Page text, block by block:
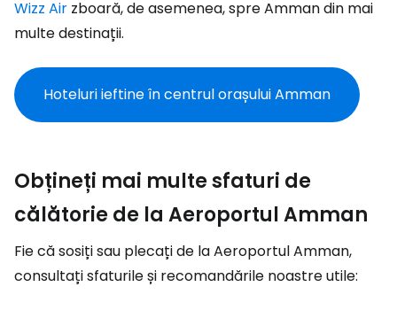
Wizz Air zboară, de asemenea, spre Amman din mai
multe destinații.
Hoteluri ieftine în centrul orașului Amman
Obțineți mai multe sfaturi de
călătorie de la Aeroportul Amman
Fie că sosiți sau plecați de la Aeroportul Amman,
consultați sfaturile și recomandările noastre utile: